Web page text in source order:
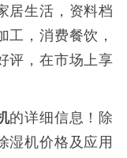
居生活，资料档
工，消费餐饮，
评，在市场上享
的详细信息！除
湿机价格及应用